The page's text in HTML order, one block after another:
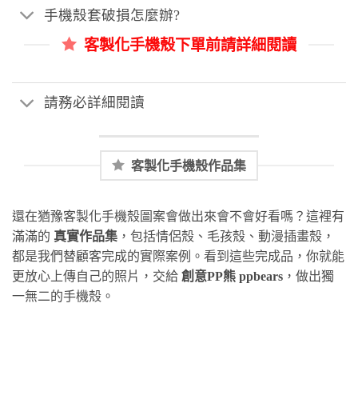
手機殼套破損怎麼辦?
客製化手機殼下單前請詳細閱讀
請務必詳細閱讀
客製化手機殼作品集
還在猶豫客製化手機殼圖案會做出來會不會好看嗎？這裡有
滿滿的 真實作品集 ，包括情侶殼、毛孩殼、動漫插畫殼，
都是我們替顧客完成的實際案例。看到這些完成品，你就能
更放心上傳自己的照片，交給 創意PP熊 ppbears ，做出獨
一無二的手機殼。